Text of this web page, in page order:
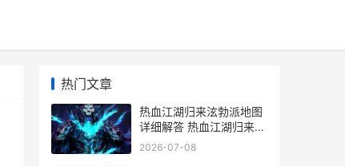
热门文章
热血江湖归来泫勃派地图
详细解答 热血江湖归来泫
勃城商业街
2026-07-08